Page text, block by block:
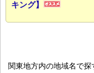
キング】
関東地方内の地域名で探